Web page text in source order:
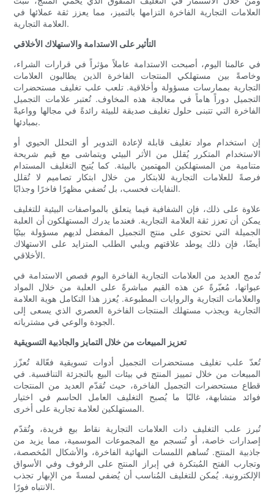
العلامات التجارية الفاخرة التزامها بالتميز، مما يعزز ثقة عملائها في
العلامة التجارية.
التأثير على الاستدامة والاستهلاك الأخلاقي
في عالمنا اليوم، أصبحت الاستدامة عاملاً مؤثراً في قرارات الشراء،
وخاصةً بين مستهلكي المنتجات الفاخرة الذين يطالبون العلامات
التجارية بممارسات مسؤولة وأخلاقية. تلعب علب تغليف مستحضرات
التجميل دوراً هاماً في معالجة هذه المخاوف. تُعتبر علامات التجميل
الفاخرة التي تتبنى حلول تغليف صديقة للبيئة رائدةً في مجالها وواعيةً
بمبادئها.
إن استخدام مواد تغليف قابلة لإعادة التدوير أو التحلل الحيوي أو
الاستخدام المتكرر يُقلل من الأثر البيئي ويتماشى مع قيم شريحة
متنامية من المستهلكين المهتمين بالبيئة. كما يُتيح التغليف المستدام
فرصةً للعلامات التجارية للابتكار من خلال ابتكار تصاميم لا تُقلل
النفايات فحسب، بل تُضفي مظهرًا فاخرًا وجذابًا.
علاوة على ذلك، فإن الشفافية فيما يتعلق بالمواصفات البيئية للتغليف
يمكن أن تعزز ثقة العلامة التجارية. فعندما يدرك المستهلكون أن العلبة
الجميلة التي تحتوي على منتج التجميل المفضل لديهم مسؤولة بيئيًا
أيضًا، فإن ذلك يوطد علاقتهم ويلبي الطلب المتزايد على الاستهلاك
الأخلاقي.
تُدمج العديد من العلامات التجارية الفاخرة اليوم قصص الاستدامة في
عبواتها، مُعبّرةً عن هذه القيم مباشرةً على العلبة من خلال المواد
والعلامات التجارية والروايات المطبوعة. يُعزز هذا التكامل هوية العلامة
التجارية ويجذب مستهلك المنتجات الفاخرة العصري الذي يسعى إلى
الجودة والوعي في مشترياته.
تعزيز المبيعات من خلال التمايز والجاذبية التسويقية
تُعدّ علب تغليف مستحضرات التجميل أدوات تسويقية فعّالة تُعزّز
المبيعات من خلال تمييز المنتج في بيئات البيع بالتجزئة التنافسية. في
قطاع مستحضرات التجميل الفاخرة، حيث تُقدّم العديد من المنتجات
فوائد متشابهة، غالبًا ما يُصبح التغليف العامل الحاسم في اختيار
المستهلكين لعلامة تجارية على أخرى.
تُبرز علب التغليف ذات العلامات التجارية نقاط بيع فريدة، وتُقدّم
إصدارات خاصة، أو تُنسجم مع المجموعات الموسمية، مما يزيد من
جاذبية المنتج. تُساهم اللمسات النهائية الفاخرة، والأشكال المُخصصة،
وتجارب الفتح المُبتكرة في إبراز المنتج على الرفوف وفي الأسواق
الإلكترونية. يُمكن للتغليف المُناسب أن يُضفي لمسةً من الإبهار تجذب
الانتباه فورًا.